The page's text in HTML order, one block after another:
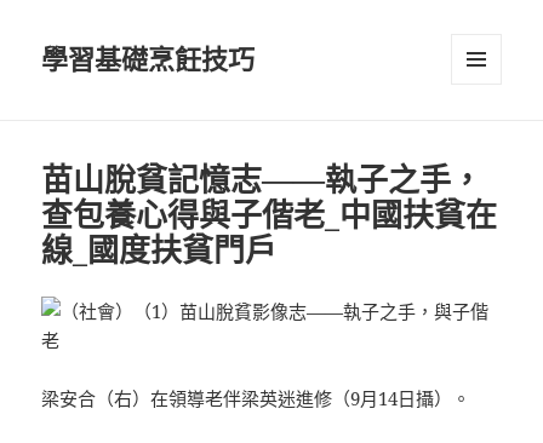
學習基礎烹飪技巧
苗山脫貧記憶志——執子之手，
查包養心得與子偕老_中國扶貧在
線_國度扶貧門戶
梁安合（右）在領導老伴梁英迷進修（9月14日攝）。